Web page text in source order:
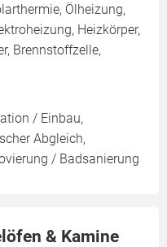
Ölheizung,
Heizkörper,
Brennstoffzelle,
/ Einbau,
Abgleich,
/ Badsanierung
& Kamine